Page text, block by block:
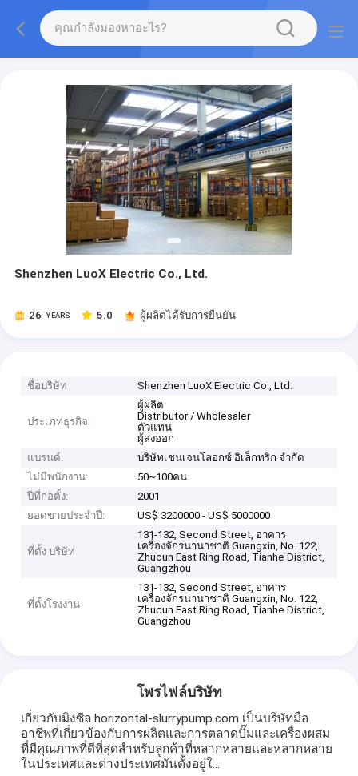
Shenzhen LuoX Electric Co., Ltd.
26 YEARS 5.0 ผู้ผลิตได้รับการยืนยัน
ชื่อบริษัท Shenzhen LuoX Electric Co., Ltd.
ประเภทธุรกิจ:
ผู้ผลิต
Distributor / Wholesaler
ตัวแทน
ผู้ส่งออก
แบรนด์:
บริษัทเชนเจนโลอกซ์ อิเล็กทริก จํากัด
ไม่มีพนักงาน:
50~100คน
ปีที่ก่อตั้ง:
2001
ยอดขายประจำปี:
US$ 3200000 - US$ 5000000
ที่ตั้ง บริษัท
131-132, Second Street, อาคาร
เครื่องจักรนานาชาติ Guangxin, No. 122,
Zhucun East Ring Road, Tianhe District,
Guangzhou
ที่ตั้งโรงงาน
131-132, Second Street, อาคาร
เครื่องจักรนานาชาติ Guangxin, No. 122,
Zhucun East Ring Road, Tianhe District,
Guangzhou
โพรไฟล์บริษัท
เกี่ยวกับมิงซีล horizontal-slurrypump.com เป็นบริษัทมือ
อาชีพที่เกี่ยวข้องกับการผลิตและการตลาดปั๊มและเครื่องผสม
ที่มีคุณภาพที่ดีที่สุดสําหรับลูกค้าที่หลากหลายและหลากหลาย
ในประเทศและต่างประเทศมันตั้งอยู่ใ...